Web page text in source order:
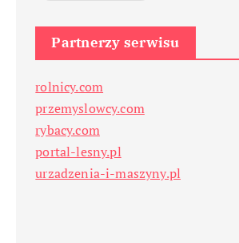
Partnerzy serwisu
rolnicy.com
przemyslowcy.com
rybacy.com
portal-lesny.pl
urzadzenia-i-maszyny.pl